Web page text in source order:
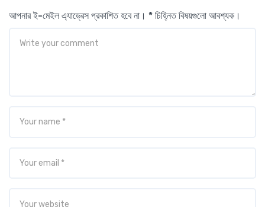
আপনার ই-মেইল এ্যাড্রেস প্রকাশিত হবে না। * চিহ্নিত বিষয়গুলো আবশ্যক।